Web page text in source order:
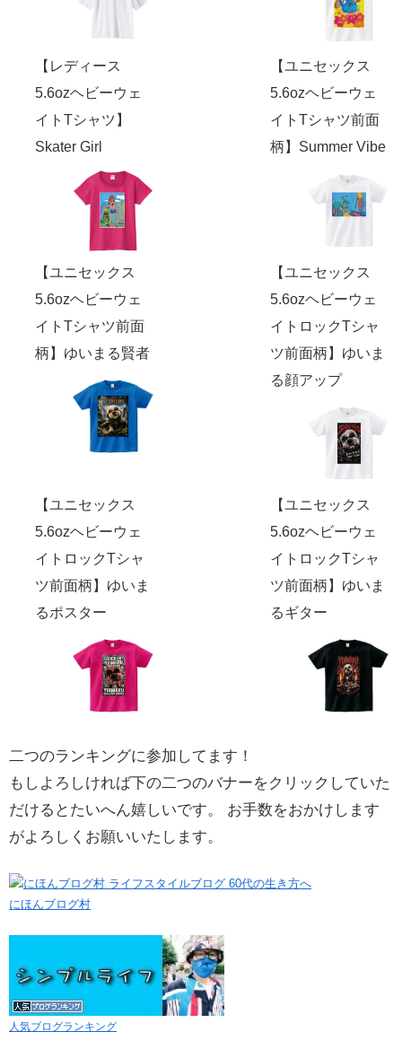
【レディース
5.6ozヘビーウェ
イトTシャツ】
Skater Girl
【ユニセックス
5.6ozヘビーウェ
イトTシャツ前面
柄】Summer Vibe
【ユニセックス
5.6ozヘビーウェ
イトTシャツ前面
柄】ゆいまる賢者
【ユニセックス
5.6ozヘビーウェ
イトロックTシャ
ツ前面柄】ゆいま
る顔アップ
【ユニセックス
5.6ozヘビーウェ
イトロックTシャ
ツ前面柄】ゆいま
るポスター
【ユニセックス
5.6ozヘビーウェ
イトロックTシャ
ツ前面柄】ゆいま
るギター
二つのランキングに参加してます！
もしよろしければ下の二つのバナーをクリックしていた
だけるとたいへん嬉しいです。 お手数をおかけします
がよろしくお願いいたします。
にほんブログ村
人気ブログランキング